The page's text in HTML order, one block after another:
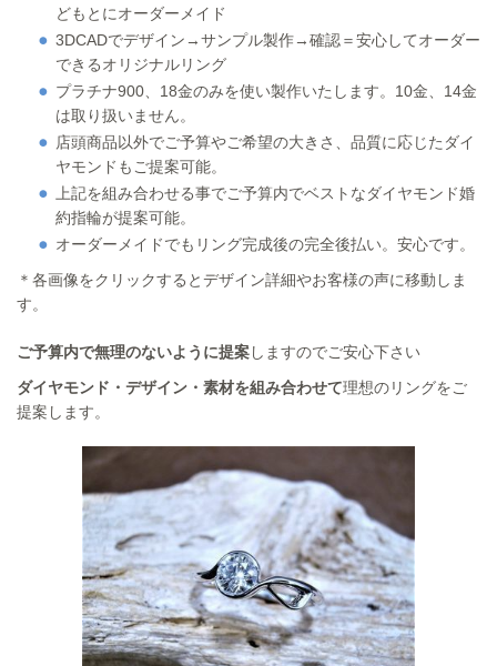
どもとにオーダーメイド
3DCADでデザイン→サンプル製作→確認＝安心してオーダー
できるオリジナルリング
プラチナ900、18金のみを使い製作いたします。10金、14金
は取り扱いません。
店頭商品以外でご予算やご希望の大きさ、品質に応じたダイ
ヤモンドもご提案可能。
上記を組み合わせる事でご予算内でベストなダイヤモンド婚
約指輪が提案可能。
オーダーメイドでもリング完成後の完全後払い。安心です。
＊各画像をクリックするとデザイン詳細やお客様の声に移動しま
す。
ご予算内で無理のないように提案しますのでご安心下さい
ダイヤモンド・デザイン・素材を組み合わせて理想のリングをご
提案します。